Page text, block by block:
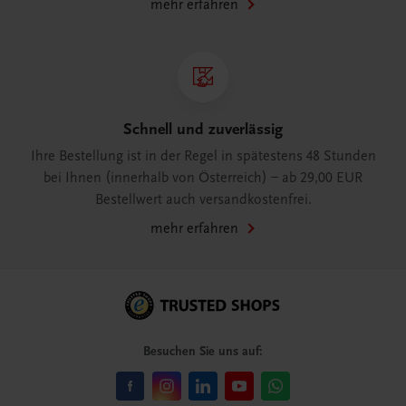
mehr erfahren
Schnell und zuverlässig
Ihre Bestellung ist in der Regel in spätestens 48 Stunden
bei Ihnen (innerhalb von Österreich) – ab 29,00 EUR
Bestellwert auch versandkostenfrei.
mehr erfahren
Besuchen Sie uns auf: